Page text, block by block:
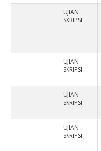
UJIAN
SKRIPSI
UJIAN
SKRIPSI
UJIAN
SKRIPSI
UJIAN
SKRIPSI